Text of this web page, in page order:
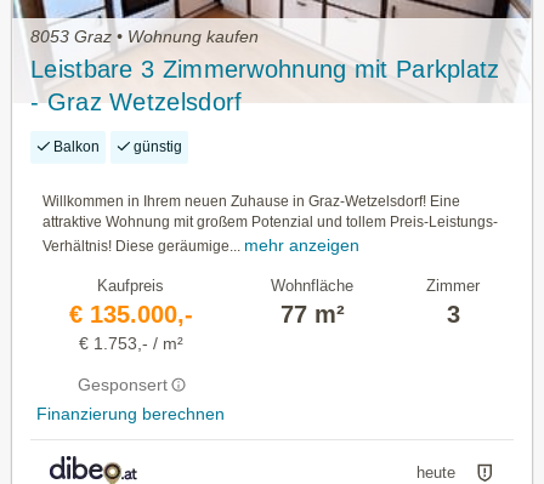
8053 Graz • Wohnung kaufen
Leistbare 3 Zimmerwohnung mit Parkplatz
- Graz Wetzelsdorf
Balkon günstig
Willkommen in Ihrem neuen Zuhause in Graz-Wetzelsdorf! Eine
attraktive Wohnung mit großem Potenzial und tollem Preis-Leistungs-
Verhältnis! Diese geräumige... mehr anzeigen
Kaufpreis
€ 135.000,-
€ 1.753,- / m²
Gesponsert
Finanzierung berechnen
Wohnfläche
77 m²
Zimmer
3
heute